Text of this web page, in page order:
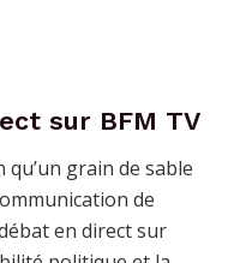
sur BFM TV
qu’un grain de sable
de
en direct sur